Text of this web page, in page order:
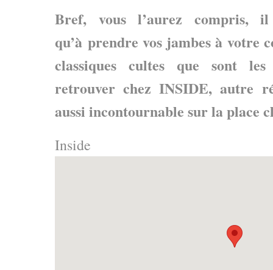
Bref, vous l’aurez compris,
qu’à prendre vos jambes à votre
classiques cultes que sont
retrouver chez INSIDE, autre
aussi incontournable sur la place
Inside